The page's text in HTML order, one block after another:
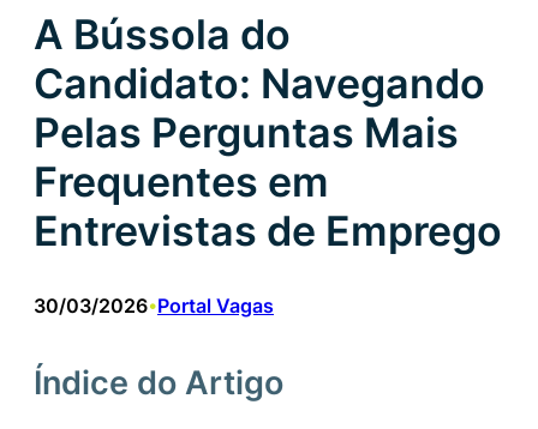
A Bússola do
Candidato: Navegando
Pelas Perguntas Mais
Frequentes em
Entrevistas de Emprego
30/03/2026•Portal Vagas
Índice do Artigo